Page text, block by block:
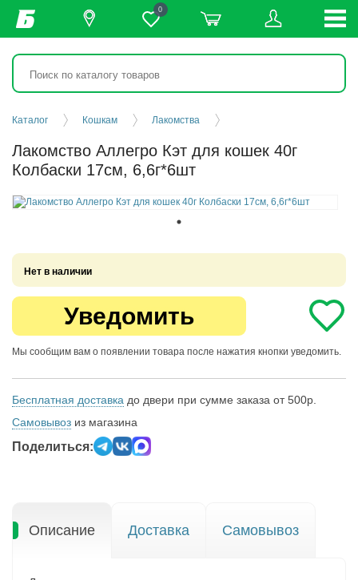
0
Каталог Кошкам Лакомства
Лакомство Аллегро Кэт для кошек 40г
Колбаски 17см, 6,6г*6шт
Нет в наличии
Уведомить
Мы сообщим вам о появлении товара после нажатия кнопки уведомить.
Бесплатная доставка до двери при сумме заказа от 500р.
Самовывоз из магазина
Поделиться:
Описание Доставка Самовывоз